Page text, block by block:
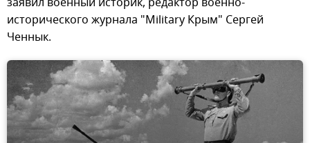
исторического журнала "Military Крым" Сергей
Ченнык.